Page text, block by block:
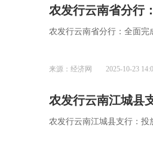
农发行云南省分行
农发行云南省分行：全面完
来源：经济网 2025-10-23
农发行云南江城县
农发行云南江城县支行：投